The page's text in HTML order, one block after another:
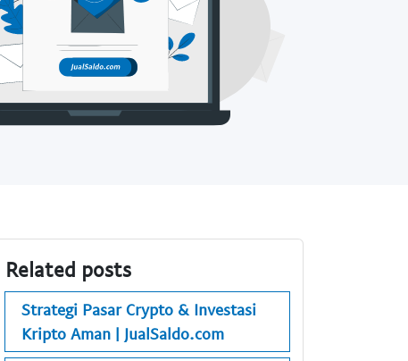
Related posts
Strategi Pasar Crypto & Investasi
Kripto Aman | JualSaldo.com